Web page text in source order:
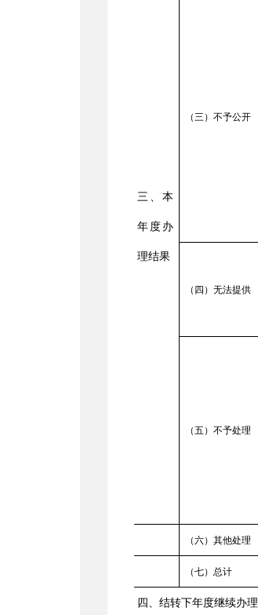
三、本
年度办
理结果
（三）不予公开
（四）无法提供
（五）不予处理
（六）其他处理
（七）总计
四、结转下年度继续办理